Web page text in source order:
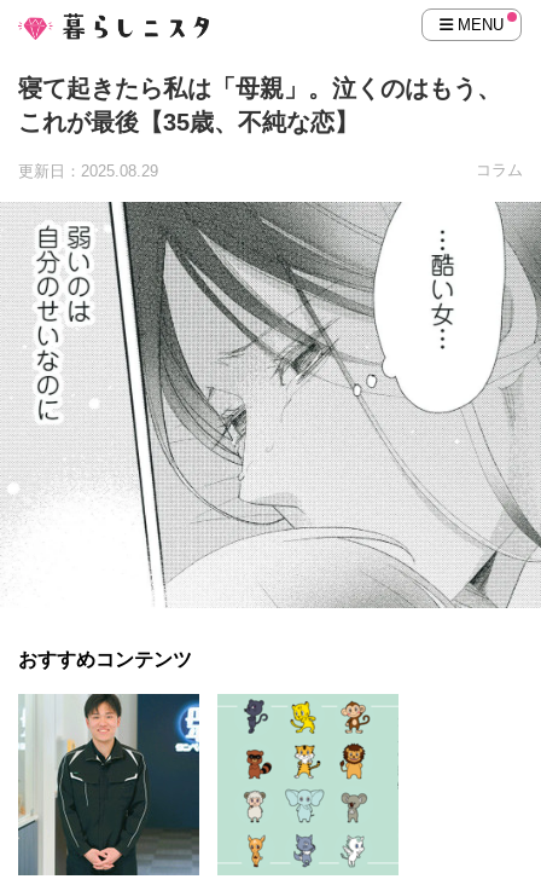
MENU
寝て起きたら私は「母親」。泣くのはもう、
これが最後【35歳、不純な恋】
更新日：2025.08.29 コラム
おすすめコンテンツ